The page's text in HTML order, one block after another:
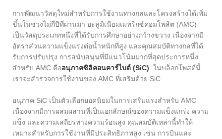
การพัฒนาวัสดุใหม่สำหรับการใช้งานทางกลและโครงสร้างได้เพิ่ม
ขึ้นในช่วงไม่กี่ปีที่ผ่านมา อะลูมิเนียมเมทริกซ์คอมโพสิต (AMC)
เป็นวัสดุประเภทหนึ่งที่ได้รับการศึกษาอย่างกว้างขวาง เนื่องจากมี
อัตราส่วนความแข็งแรงต่อน้ำหนักที่สูง และคุณสมบัติทางกลที่ได้
รับการปรับปรุง การสนับสนุนที่มีแนวโน้มมากที่สุดประการหนึ่ง
สำหรับ AMC คืออนุภาคซิลิคอนคาร์ไบด์ (SiC) . ในบล็อกโพสต์นี้
เราจะสำรวจการใช้งานของ AMC ที่เสริมด้วย SiC
อนุภาค SiC เป็นตัวเลือกยอดนิยมในการเสริมแรงสำหรับ AMC
เนื่องจากมีการผสมผสานที่เป็นเอกลักษณ์ของความแข็งแกร่ง ความ
แข็ง และความเสถียรทางความร้อนสูง คุณสมบัติเหล่านี้ทำให้
เหมาะสำหรับการใช้งานที่มีประสิทธิภาพสูง เช่น การบินและ